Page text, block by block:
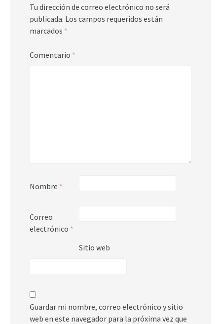
Tu dirección de correo electrónico no será
publicada. Los campos requeridos están
marcados *
Comentario *
Nombre *
Correo
electrónico *
Sitio web
Guardar mi nombre, correo electrónico y sitio
web en este navegador para la próxima vez que